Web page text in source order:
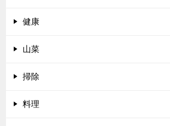
健康
山菜
掃除
料理